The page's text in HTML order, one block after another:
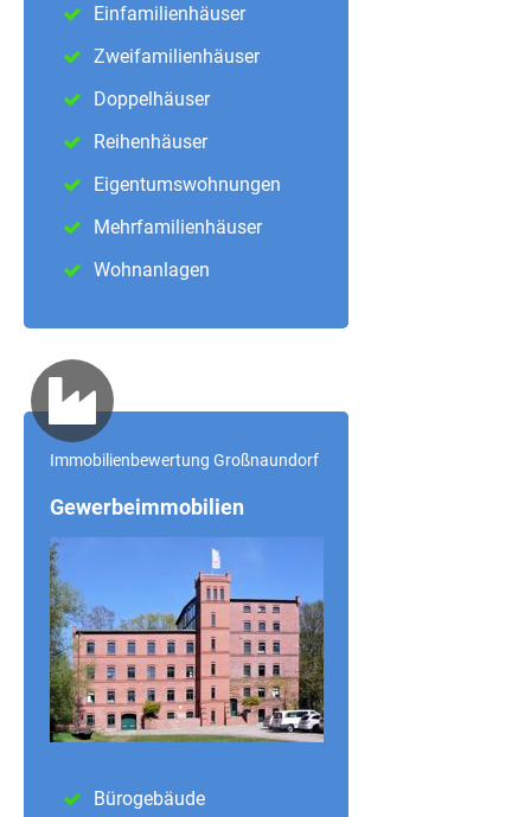
Einfamilienhäuser
Zweifamilienhäuser
Doppelhäuser
Reihenhäuser
Eigentumswohnungen
Mehrfamilienhäuser
Wohnanlagen
Immobilienbewertung Großnaundorf
Gewerbeimmobilien
Bürogebäude